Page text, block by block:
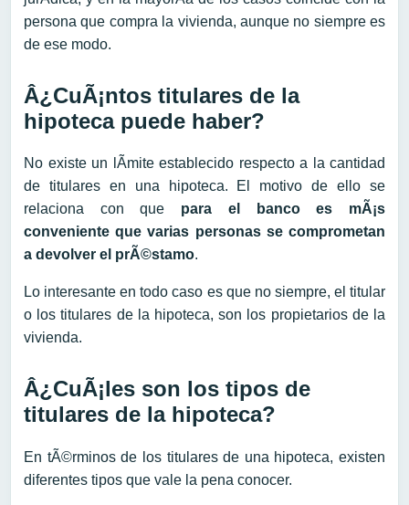
persona que compra la vivienda, aunque no siempre es
de ese modo.
Â¿CuÃ¡ntos titulares de la
hipoteca puede haber?
No existe un lÃ­mite establecido respecto a la cantidad
de titulares en una hipoteca. El motivo de ello se
relaciona con que para el banco es mÃ¡s
conveniente que varias personas se comprometan
a devolver el prÃ©stamo.
Lo interesante en todo caso es que no siempre, el titular
o los titulares de la hipoteca, son los propietarios de la
vivienda.
Â¿CuÃ¡les son los tipos de
titulares de la hipoteca?
En tÃ©rminos de los titulares de una hipoteca, existen
diferentes tipos que vale la pena conocer.